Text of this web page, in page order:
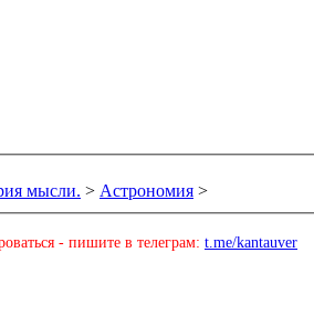
мысли. > Астрономия >
- пишите в телеграм: t.me/kantauver